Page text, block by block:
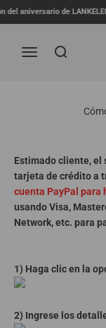
Ir al contenido
aniversario de
Menú Buscar
Estimado cliente, el
tarjeta de crédito a
cuenta PayPal para
usando Visa,
Network, etc. para
1) Haga clic en la
2) Ingrese los